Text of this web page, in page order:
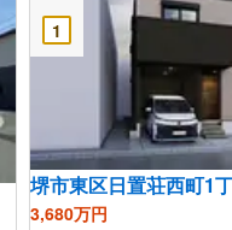
1
堺市東区日置荘西町1
3,680万円